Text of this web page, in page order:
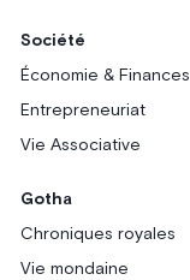
Société
Économie & Finances
Entrepreneuriat
Vie Associative
Gotha
Chroniques royales
Vie mondaine